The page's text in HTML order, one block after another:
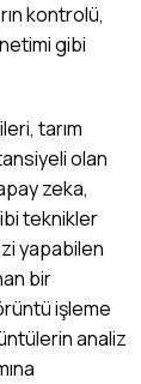
kontrolü,
gibi
tarım
olan
zeka,
teknikler
yapabilen
bir
işleme
analiz